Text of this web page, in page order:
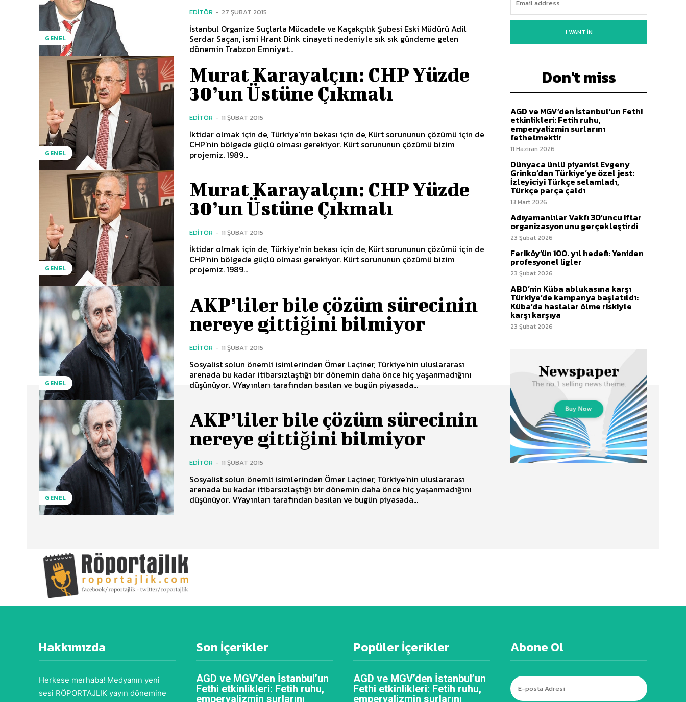
GENEL
EDITÖR - 27 ŞUBAT 2015
İstanbul Organize Suçlarla Mücadele ve Kaçakçılık Şubesi Eski Müdürü Adil
Serdar Saçan, ismi Hrant Dink cinayeti nedeniyle sık sık gündeme gelen
dönemin Trabzon Emniyet...
GENEL
Murat Karayalçın: CHP Yüzde
30’un Üstüne Çıkmalı
EDITÖR - 11 ŞUBAT 2015
İktidar olmak için de, Türkiye’nin bekası için de, Kürt sorununun çözümü için de
CHP’nin bölgede güçlü olması gerekiyor. Kürt sorununun çözümü bizim
projemiz. 1989...
GENEL
Murat Karayalçın: CHP Yüzde
30’un Üstüne Çıkmalı
EDITÖR - 11 ŞUBAT 2015
İktidar olmak için de, Türkiye’nin bekası için de, Kürt sorununun çözümü için de
CHP’nin bölgede güçlü olması gerekiyor. Kürt sorununun çözümü bizim
projemiz. 1989...
GENEL
AKP’liler bile çözüm sürecinin
nereye gittiğini bilmiyor
EDITÖR - 11 ŞUBAT 2015
Sosyalist solun önemli isimlerinden Ömer Laçiner, Türkiye’nin uluslararası
arenada bu kadar itibarsızlaştığı bir dönemin daha önce hiç yaşanmadığını
düşünüyor. VYayınları tarafından basılan ve bugün piyasada...
GENEL
AKP’liler bile çözüm sürecinin
nereye gittiğini bilmiyor
EDITÖR - 11 ŞUBAT 2015
Sosyalist solun önemli isimlerinden Ömer Laçiner, Türkiye’nin uluslararası
arenada bu kadar itibarsızlaştığı bir dönemin daha önce hiç yaşanmadığını
düşünüyor. VYayınları tarafından basılan ve bugün piyasada...
I WANT IN
Don't miss
AGD ve MGV’den İstanbul’un Fethi
etkinlikleri: Fetih ruhu,
emperyalizmin surlarını
fethetmektir
11 Haziran 2026
Dünyaca ünlü piyanist Evgeny
Grinko’dan Türkiye’ye özel jest:
İzleyiciyi Türkçe selamladı,
Türkçe parça çaldı
13 Mart 2026
Adıyamanlılar Vakfı 30’uncu iftar
organizasyonunu gerçekleştirdi
23 Şubat 2026
Feriköy’ün 100. yıl hedefi: Yeniden
profesyonel ligler
23 Şubat 2026
ABD’nin Küba ablukasına karşı
Türkiye’de kampanya başlatıldı:
Küba’da hastalar ölme riskiyle
karşı karşıya
23 Şubat 2026
Hakkımızda
Herkese merhaba! Medyanın yeni
sesi RÖPORTAJLIK yayın dönemine
Son İçerikler
AGD ve MGV’den İstanbul’un
Fethi etkinlikleri: Fetih ruhu,
emperyalizmin surlarını
Popüler İçerikler
AGD ve MGV’den İstanbul’un
Fethi etkinlikleri: Fetih ruhu,
emperyalizmin surlarını
Abone Ol